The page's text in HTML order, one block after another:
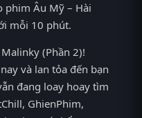
phim Âu Mỹ – Hài
mỗi 10 phút.
(Phần 2)!
và lan tỏa đến bạn
đang loay hoay tìm
GhienPhim,